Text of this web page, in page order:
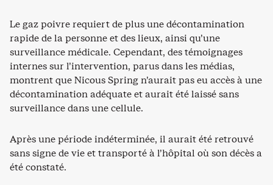
Le gaz poivre requiert de plus une décontamination
rapide de la personne et des lieux, ainsi qu’une
surveillance médicale. Cependant, des témoignages
internes sur l’intervention, parus dans les médias,
montrent que Nicous Spring n’aurait pas eu accès à une
décontamination adéquate et aurait été laissé sans
surveillance dans une cellule.
Après une période indéterminée, il aurait été retrouvé
sans signe de vie et transporté à l’hôpital où son décès a
été constaté.